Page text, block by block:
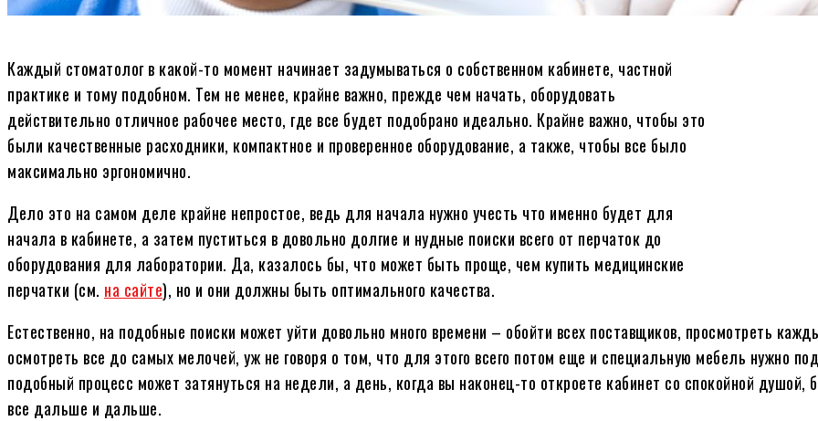
Каждый стоматолог в какой-то момент начинает задумываться о собственном кабинете, частной
практике и тому подобном. Тем не менее, крайне важно, прежде чем начать, оборудовать
действительно отличное рабочее место, где все будет подобрано идеально. Крайне важно, чтобы это
были качественные расходники, компактное и проверенное оборудование, а также, чтобы все было
максимально эргономично.
Дело это на самом деле крайне непростое, ведь для начала нужно учесть что именно будет для
начала в кабинете, а затем пуститься в довольно долгие и нудные поиски всего от перчаток до
оборудования для лаборатории. Да, казалось бы, что может быть проще, чем купить медицинские
перчатки (см. на сайте), но и они должны быть оптимального качества.
Естественно, на подобные поиски может уйти довольно много времени – обойти всех поставщиков, просмотреть
осмотреть все до самых мелочей, уж не говоря о том, что для этого всего потом еще и специальную мебель нужно
подобный процесс может затянуться на недели, а день, когда вы наконец-то откроете кабинет со спокойной душой,
все дальше и дальше.